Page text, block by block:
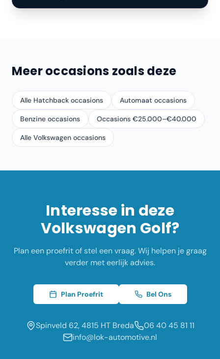
Meer occasions zoals deze
Alle Hatchback occasions Automaat occasions
Benzine occasions Occasions €25.000–€40.000
Alle Volkswagen occasions
Interesse in deze
Volkswagen Golf?
Plan een proefrit of stel een vraag. Wij helpen je graag
verder met eerlijk advies.
Plan Proefrit Bel Ons
Spinveld 62, 4815 HT Breda
06 40 45 81 11
info@lok-automotive.nl